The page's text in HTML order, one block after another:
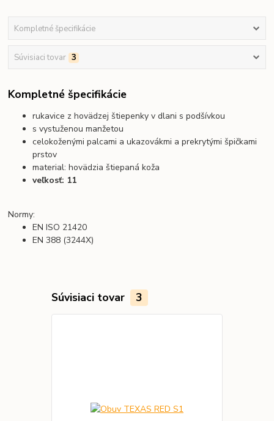
Kompletné špecifikácie
Súvisiaci tovar 3
Kompletné špecifikácie
rukavice z hovädzej štiepenky v dlani s podšívkou
s vystuženou manžetou
celokoženými palcami a ukazovákmi a prekrytými špičkami
prstov
material: hovädzia štiepaná koža
veľkosť: 11
Normy:
EN ISO 21420
EN 388 (3244X)
Súvisiaci tovar 3